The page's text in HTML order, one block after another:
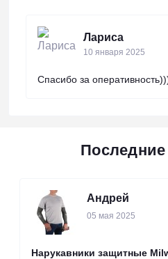
Лариса
10 января 2025
Спасибо за
Андрей
05 мая 2025
Нарукавники защитные